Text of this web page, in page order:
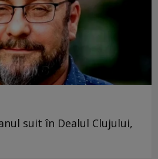
suit în Dealul Clujului,